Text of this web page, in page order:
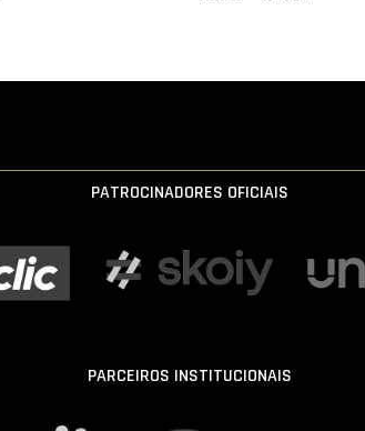
PATROCINADORES OFICIAIS
PARCEIROS INSTITUCIONAIS